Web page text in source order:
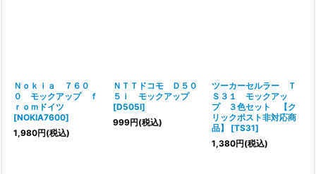
Ｎｏｋｉａ ７６０
０ モックアップ ｆ
ｒｏｍドイツ
[NOKIA7600]
1,980円(税込)
ＮＴＴドコモ Ｄ５０
５ｉ モックアップ
[D505I]
999円(税込)
ツーカーセルラー Ｔ
Ｓ３１ モックアッ
プ ３色セット 【ク
リックポスト非対応商
品】
[TS31]
1,380円(税込)